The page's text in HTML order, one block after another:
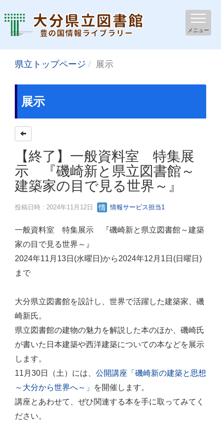
メニュー
県立トップページ 展示
展示
【終了】一般資料室 特集展
示 『磯崎新と県立図書館～
建築家の目で見る世界～』
投稿日時 : 2024年11月12日 情報サービス担当1
一般資料室 特集展示 『磯崎新と県立図書館～建築
家の目で見る世界～』
2024年11月13日(水曜日)から2024年12月1日(日曜日)
まで
大分県立図書館を設計し、世界で活躍した建築家、磯
崎新氏。
県立図書館の建物の魅力を解説した本のほか、磯崎氏
が書いた日本建築や西洋建築についての本などを展示
します。
11月30日（土）には、 公開講座「磯崎新の建築と思想
～大分から世界へ～」
を開催します。
講座とあわせて、ぜひ関連する本を手に取ってみてく
ださい。